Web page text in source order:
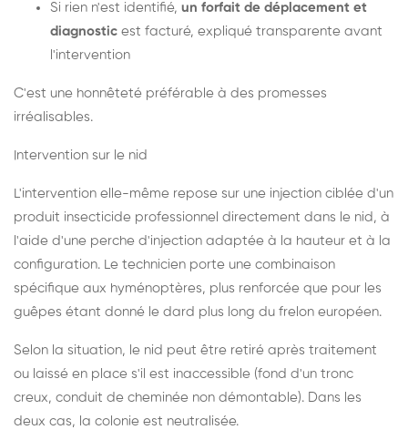
Si rien n'est identifié, un forfait de déplacement et
diagnostic est facturé, expliqué transparente avant
l'intervention
C'est une honnêteté préférable à des promesses
irréalisables.
Intervention sur le nid
L'intervention elle-même repose sur une injection ciblée d'un
produit insecticide professionnel directement dans le nid, à
l'aide d'une perche d'injection adaptée à la hauteur et à la
configuration. Le technicien porte une combinaison
spécifique aux hyménoptères, plus renforcée que pour les
guêpes étant donné le dard plus long du frelon européen.
Selon la situation, le nid peut être retiré après traitement
ou laissé en place s'il est inaccessible (fond d'un tronc
creux, conduit de cheminée non démontable). Dans les
deux cas, la colonie est neutralisée.